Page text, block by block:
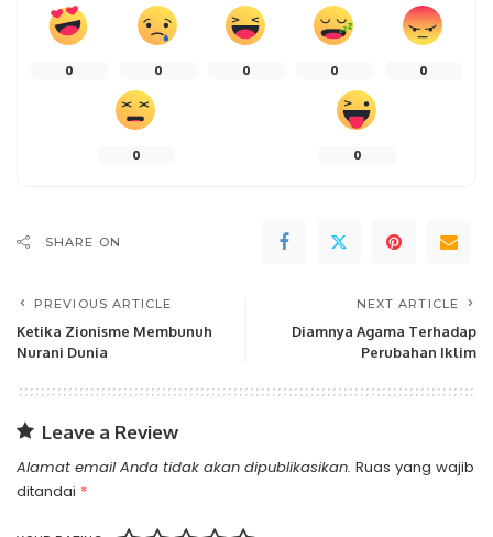
0 0 0 0 0
0 0
SHARE ON
PREVIOUS ARTICLE
Ketika Zionisme Membunuh
Nurani Dunia
NEXT ARTICLE
Diamnya Agama Terhadap
Perubahan Iklim
Leave a Review
Alamat email Anda tidak akan dipublikasikan. Ruas yang wajib
ditandai *